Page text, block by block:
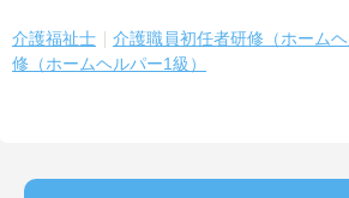
介護福祉士 介護職員初任者研修（ホームヘ
修（ホームヘルパー1級）